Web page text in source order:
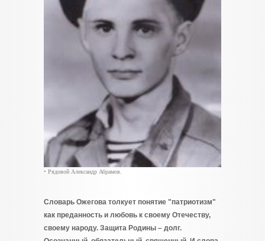
• Рядовой Александр Абрамов.
Словарь Ожегова толкует понятие "патриотизм"
как преданность и любовь к своему Отечеству,
своему народу. Защита Родины – долг.